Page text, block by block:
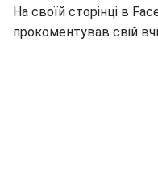
На своїй сторінці в
прокоментував свій